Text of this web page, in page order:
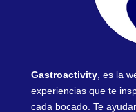
Gastroactivity, es la
experiencias que te
cada bocado. Te